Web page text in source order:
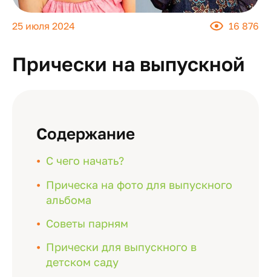
25 июля 2024 16 876
Прически на выпускной
Содержание
С чего начать?
Прическа на фото для выпускного
альбома
Советы парням
Прически для выпускного в
детском саду